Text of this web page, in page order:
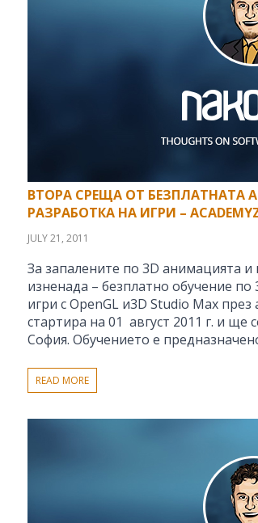
ВТОРА СРЕЩА ОТ БЕЗПЛАТНАТА
РАЗРАБОТКА НА ИГРИ –
JULY 21, 2011
За запалените по 3D анимацията
изненада – безплатно обучение
игри с OpenGL и3D Studio Max
стартира на 01 август 2011 г. и ще
София. Обучението е
READ MORE